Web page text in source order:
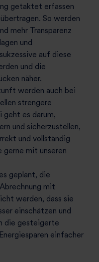
getaktet erfassen
So werden
mehr Transparenz
und
auf diese
und die
näher.
werden auch bei
strengere
geht es darum,
und sicherzustellen,
und vollständig
gerne mit unseren
geplant, die
mit
werden, dass sie
einschätzen und
die gesteigerte
einfacher